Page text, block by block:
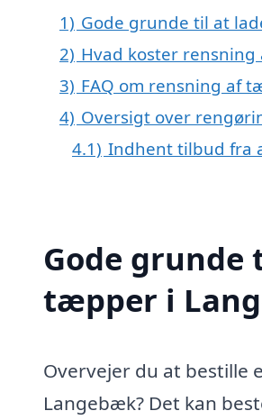
1) Gode grunde til at
2) Hvad koster
3) FAQ om rensning af
4) Oversigt over
4.1) Indhent tilbud fra
Gode grunde
tæpper i
Overvejer du at
Langebæk? Det kan